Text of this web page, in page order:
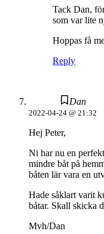
Tack Dan,
som var lite
Hoppas få
Reply
Dan
2022-04-24 @ 21:32
Hej Peter,
Ni har nu en
mindre båt på
båten lär vara en
Hade såklart varit
båtar. Skall skicka
Mvh/Dan